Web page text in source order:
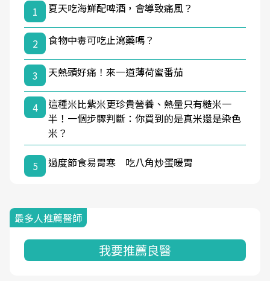
1 夏天吃海鮮配啤酒，會導致痛風？
2 食物中毒可吃止瀉藥嗎？
3 天熱頭好痛！來一道薄荷蜜番茄
4
這種米比紫米更珍貴營養、熱量只有糙米一
半！一個步驟判斷：你買到的是真米還是染色
米？
5 過度節食易胃寒 吃八角炒蛋暖胃
最多人推薦醫師
我要推薦良醫